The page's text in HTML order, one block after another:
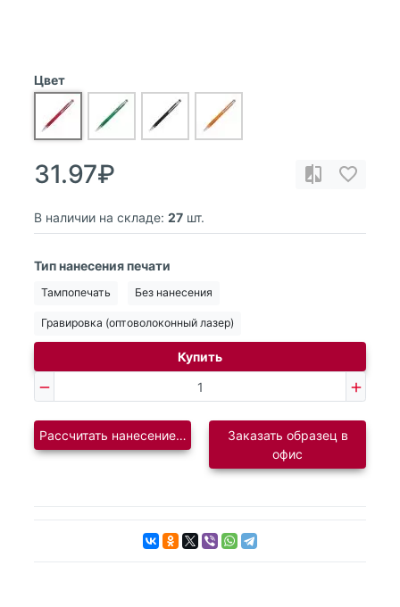
Цвет
31.97₽
В наличии на складе: 27 шт.
Тип нанесения печати
Тампопечать Без нанесения
Гравировка (оптоволоконный лазер)
Купить
Рассчитать нанесение логотипаЗаказать образец в
офис